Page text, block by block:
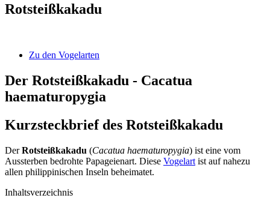
Rotsteißkakadu
Zu den Vogelarten
Der Rotsteißkakadu - Cacatua
haematuropygia
Kurzsteckbrief des Rotsteißkakadu
DerRotsteißkakadu (Cacatua haematuropygia) ist eine vom
Aussterben bedrohte Papageienart. Diese Vogelart ist auf nahezu
allen philippinischen Inseln beheimatet.
Inhaltsverzeichnis